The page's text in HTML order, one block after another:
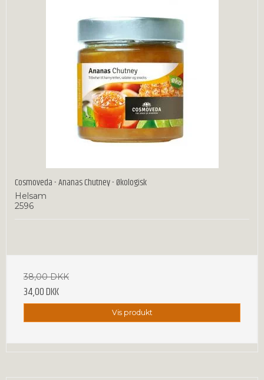
Cosmoveda - Ananas Chutney - Økologisk
Helsam
2596
38,00 DKK
34,00 DKK
Vis produkt